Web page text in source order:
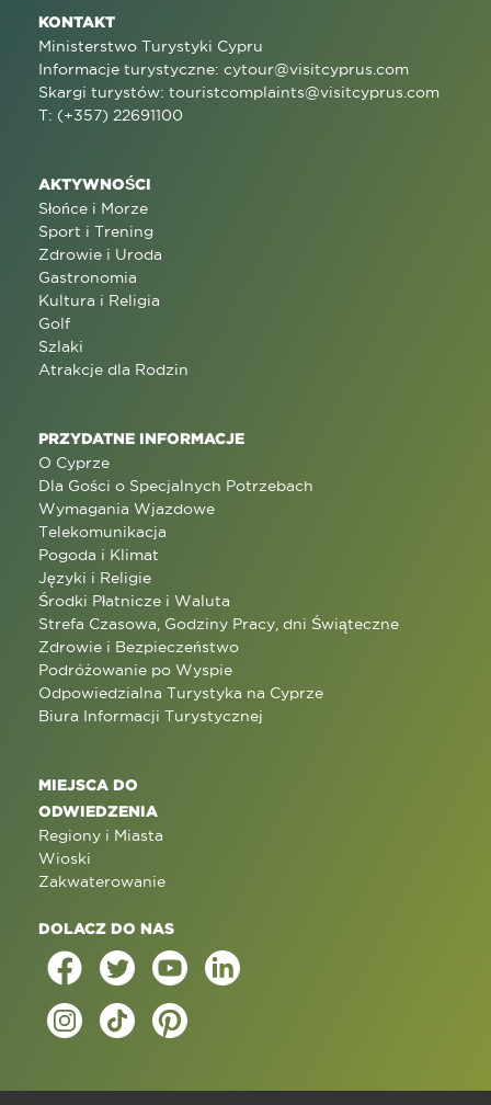
KONTAKT
Ministerstwo Turystyki Cypru
Informacje turystyczne: cytour@visitcyprus.com
Skargi turystów: touristcomplaints@visitcyprus.com
T: (+357) 22691100
AKTYWNOŚCI
Słońce i Morze
Sport i Trening
Zdrowie i Uroda
Gastronomia
Kultura i Religia
Golf
Szlaki
Atrakcje dla Rodzin
PRZYDATNE INFORMACJE
O Cyprze
Dla Gości o Specjalnych Potrzebach
Wymagania Wjazdowe
Telekomunikacja
Pogoda i Klimat
Języki i Religie
Środki Płatnicze i Waluta
Strefa Czasowa, Godziny Pracy, dni Świąteczne
Zdrowie i Bezpieczeństwo
Podróżowanie po Wyspie
Odpowiedzialna Turystyka na Cyprze
Biura Informacji Turystycznej
MIEJSCA DO
ODWIEDZENIA
Regiony i Miasta
Wioski
Zakwaterowanie
DOLACZ DO NAS